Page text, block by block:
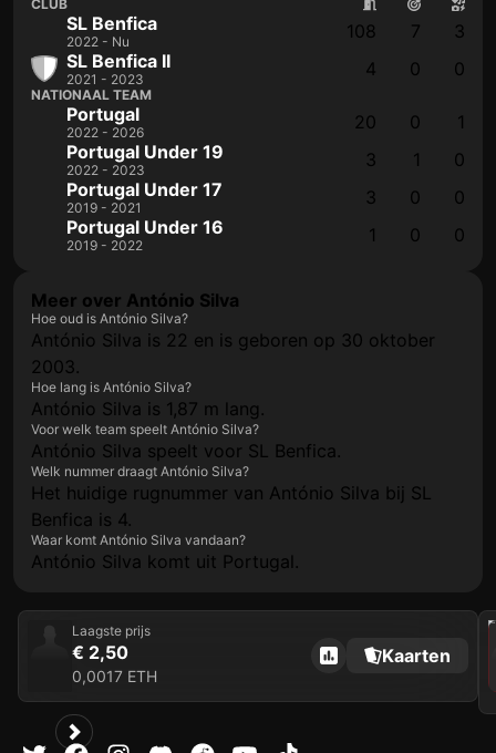
CLUB
SL Benfica
2022 - Nu 108 7
3
SL Benfica II
2021 - 2023 4 0 0
NATIONAAL TEAM
Portugal
2022 - 2026 20 0
1
Portugal Under 19
2022 - 2023 3 1
0
Portugal Under 17
2019 - 2021 3 0
0
Portugal Under 16
2019 - 2022 1 0 0
Meer over António Silva
Hoe oud is António Silva?
António Silva is 22 en is geboren op 30 oktober
2003.
Hoe lang is António Silva?
António Silva is 1,87 m lang.
Voor welk team speelt António Silva?
António Silva speelt voor SL Benfica.
Welk nummer draagt António Silva?
Het huidige rugnummer van António Silva bij SL
Benfica is 4.
Waar komt António Silva vandaan?
António Silva komt uit Portugal.
Laagste prijs
€ 2,50
0,0017 ETH
Kaarten
2024